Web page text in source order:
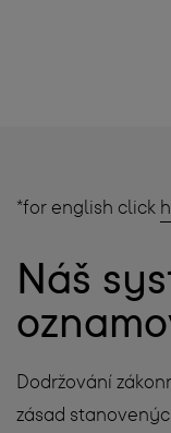
*for english click
Náš
Dodržování
zásad